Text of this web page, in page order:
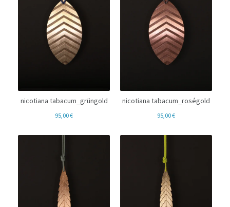
nicotiana tabacum_grüngold
95,00€
nicotiana tabacum_roségold
95,00€